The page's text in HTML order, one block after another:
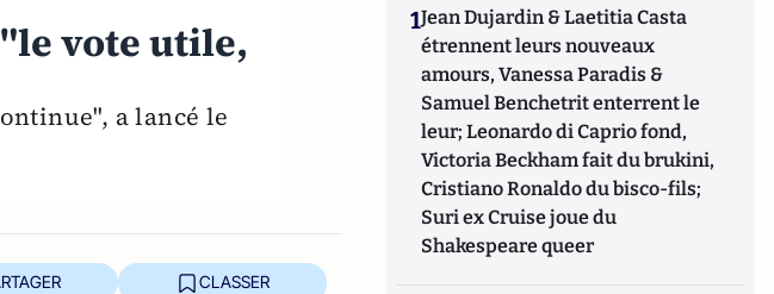
vote utile,
a lancé le
CLASSER
1Jean Dujardin & Laetitia Casta
étrennent leurs nouveaux
amours, Vanessa Paradis &
Samuel Benchetrit enterrent le
leur; Leonardo di Caprio fond,
Victoria Beckham fait du brukini,
Cristiano Ronaldo du bisco-fils;
Suri ex Cruise joue du
Shakespeare queer